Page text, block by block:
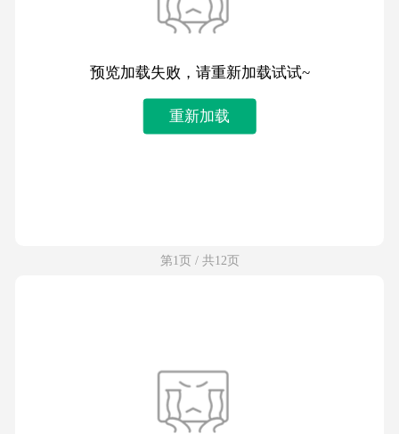
预览加载失败，请重新加载试试~
重新加载
第1页 / 共12页